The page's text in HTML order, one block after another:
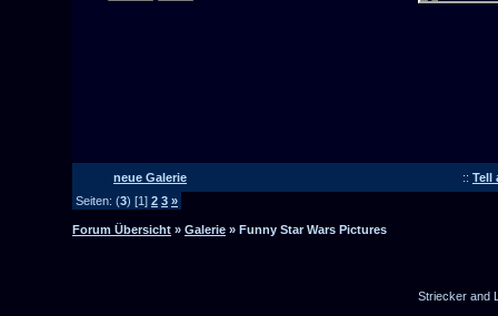
neue Galerie :: Tell
Seiten: (3) [1] 2 3 »
Forum Übersicht » Galerie » Funny Star Wars Pictures
Striecker and